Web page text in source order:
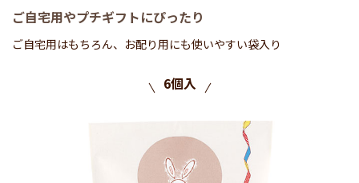
ご自宅用やプチギフトにぴったり
ご自宅用はもちろん、お配り用にも使いやすい袋入り
6個入